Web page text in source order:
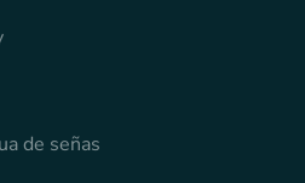
de señas